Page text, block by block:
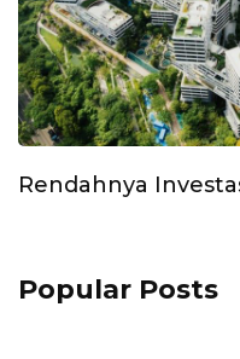
Rendahnya
Popular Posts